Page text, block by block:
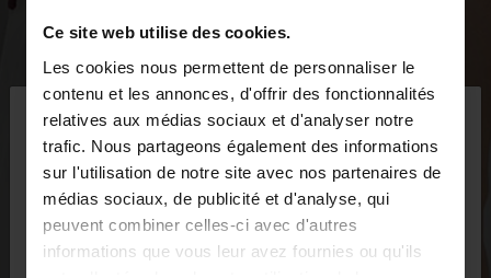
Ce site web utilise des cookies.
Les cookies nous permettent de personnaliser le
contenu et les annonces, d'offrir des fonctionnalités
relatives aux médias sociaux et d'analyser notre
trafic. Nous partageons également des informations
sur l'utilisation de notre site avec nos partenaires de
médias sociaux, de publicité et d'analyse, qui
peuvent combiner celles-ci avec d'autres
informations que vous leur avez fournies ou qu'ils
bonjour ×
Vous accédez au site depuis Tunisia. Voulez-vous
parcourir notre site au United States?